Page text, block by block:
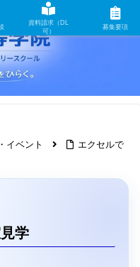
イベント
エクセルで
学
資料請求（DL
可）
募集要項